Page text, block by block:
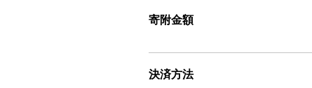
寄附金額
決済方法